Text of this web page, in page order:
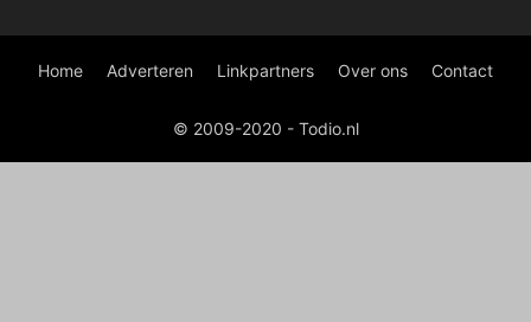
Home Adverteren Linkpartners Over ons Contact
© 2009-2020 - Todio.nl